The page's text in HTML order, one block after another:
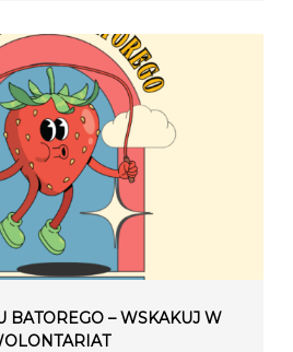
BATOREGO – WSKAKUJ W